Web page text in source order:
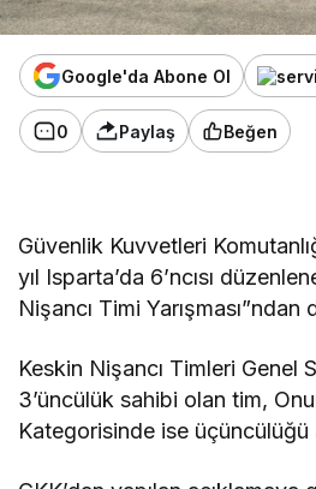
Google'da Abone Ol
0 Paylaş Beğen
Güvenlik Kuvvetleri
yıl Isparta’da 6’ncısı
Nişancı Timi
Keskin Nişancı Timleri Genel
3’üncülük sahibi olan tim,
Kategorisinde ise üçüncülüğü